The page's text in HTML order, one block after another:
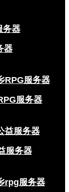
器
服务器
服务器